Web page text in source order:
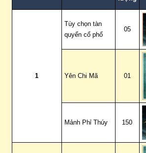
1
Tùy chọn tàn
quyển cổ phổ
05
Yên Chi Mã 01
Mảnh Phỉ Thúy 150